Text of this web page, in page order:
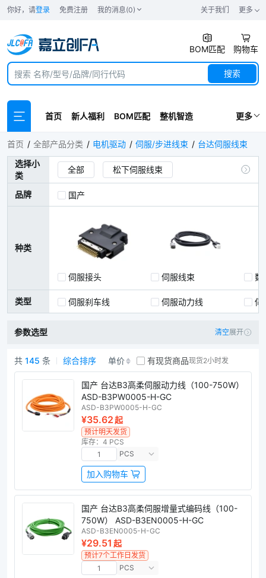
你好，请登录 免费注册 我的消息(0) 关于我们 更多
BOM匹配 购物车
搜索
首页 新人福利 BOM匹配 整机智造 更多
台达伺服线束
首页 全部产品分类 电机驱动 伺服/步进线束
台达伺服线束
选择小
类
全部 松下伺服线束
雷赛伺服/步进线束
西门子伺服线束 汇川伺服线束
伺服调机线
品牌 国产
种类
伺服接头 伺服线束 数
类型 伺服刹车线 伺服动力线 伺
参数选型 清空展开
台达伺服线束商品列表
共 145 条 综合排序 单价 有现货商品现货2小时发
国产 台达B3高柔伺服动力线（100-750W）
ASD-B3PW0005-H-GC
ASD-B3PW0005-H-GC
¥35.62起
预计明天发货
库存：4 PCS
PCS
加入购物车
国产 台达B3高柔伺服增量式编码线（100-
750W） ASD-B3EN0005-H-GC
ASD-B3EN0005-H-GC
¥29.51 起
预计7个工作日发货
PCS